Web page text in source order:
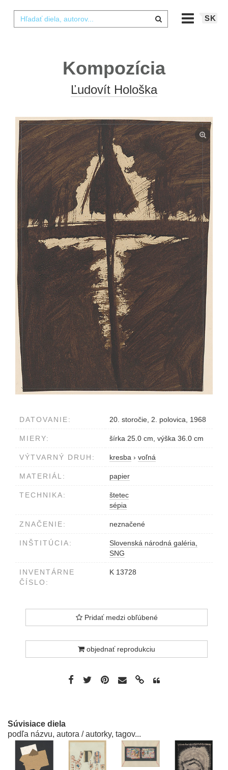
SK
Kompozícia
Ľudovít Hološka
DATOVANIE: 20. storočie, 2. polovica, 1968
MIERY: šírka 25.0 cm, výška 36.0 cm
VÝTVARNÝ DRUH: kresba › voľná
MATERIÁL: papier
TECHNIKA:
štetec
sépia
ZNAČENIE: neznačené
INŠTITÚCIA:
Slovenská národná galéria,
SNG
INVENTÁRNE
ČÍSLO:
K 13728
Pridať medzi obľúbené
objednať reprodukciu
Súvisiace diela
podľa názvu, autora / autorky, tagov...